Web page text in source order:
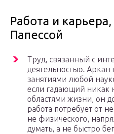
Работа и
Папессой
Труд, связанный с
деятельностью. Аркан
занятиями любой
если гадающий никак
областями жизни, он
работа потребует от
не физического,
думать, а не быстро